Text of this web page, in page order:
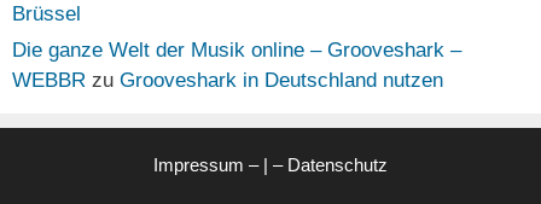
Brüssel
Die ganze Welt der Musik online – Grooveshark –
WEBBR zu Grooveshark in Deutschland nutzen
Impressum – | – Datenschutz